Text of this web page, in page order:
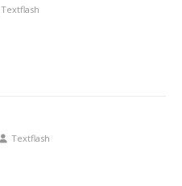
Textflash
Textflash